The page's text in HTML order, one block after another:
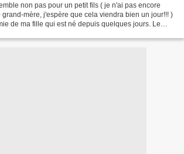
non pas pour un petit fils ( je n'ai pas encore
mère, j'espère que cela viendra bien un jour!!! )
de ma fille qui est né depuis quelques jours. Le